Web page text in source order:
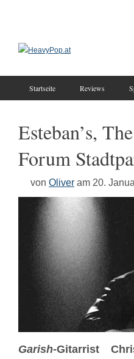
Startseite Reviews
Esteban’s,
Forum
von Oliver am 20.
Garish-Gitarrist